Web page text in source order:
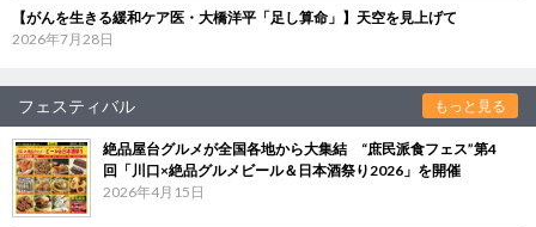
【がんを生きる緩和ケア医・大橋洋平「足し算命」】天空を見上げて
2026年7月28日
フェスティバル もっと見る
絶品屋台グルメが全国各地から大集結 “庶民派食フェス”第4
回「川口×絶品グルメビール＆日本酒祭り2026」を開催
2026年4月15日